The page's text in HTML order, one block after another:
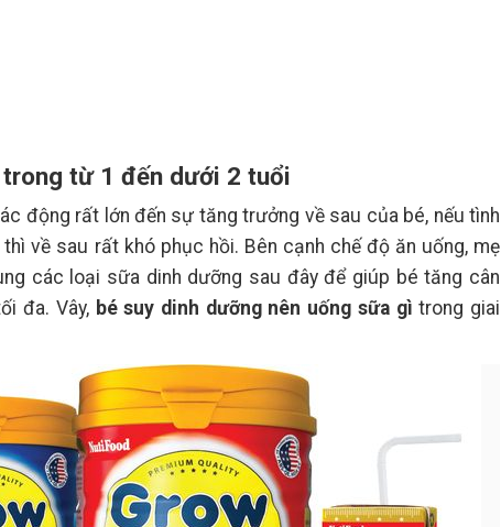
từ 1 đến dưới 2 tuổi
động rất lớn đến sự tăng trưởng về sau của bé, nếu tình
về sau rất khó phục hồi. Bên cạnh chế độ ăn uống, mẹ
các loại sữa dinh dưỡng sau đây để giúp bé tăng cân
đa. Vây, bé suy dinh dưỡng nên uống sữa gì trong giai